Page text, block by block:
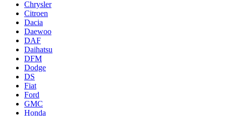
Chrysler
Citroen
Dacia
Daewoo
DAF
Daihatsu
DFM
Dodge
DS
Fiat
Ford
GMC
Honda